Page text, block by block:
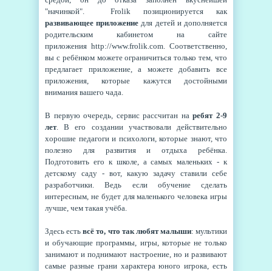
"начинкой". Frolik позиционируется как
развивающее приложение для детей и дополняется
родительским кабинетом на сайте
приложения http://www.frolik.com. Соответственно,
вы с ребёнком можете ограничиться только тем, что
предлагает приложение, а можете добавить все
приложения, которые кажутся достойными
внимания вашего чада.
В первую очередь, сервис рассчитан наребят 2-9
лет. В его создании участвовали действительно
хорошие педагоги и психологи, которые знают, что
полезно для развития и отдыха ребёнка.
Подготовить его к школе, а самых маленьких - к
детскому саду - вот, какую задачу ставили себе
разработчики. Ведь если обучение сделать
интересным, не будет для маленького человека игры
лучше, чем такая учёба.
Здесь естьвсё то, что так любят малыши: мультики
и обучающие программы, игры, которые не только
занимают и поднимают настроение, но и развивают
самые разные грани характера юного игрока, есть